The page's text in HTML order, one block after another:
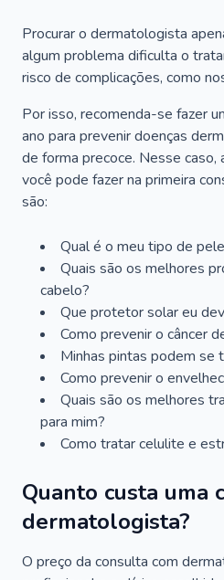
Procurar o dermatologista
algum problema dificulta o
risco de complicações, como
Por isso, recomenda-se fazer
ano para prevenir doenças
de forma precoce. Nesse caso,
você pode fazer na primeira
são:
Qual é o meu tipo de
Quais são os melhores
cabelo?
Que protetor solar eu
Como prevenir o câncer
Minhas pintas podem se
Como prevenir o
Quais são os melhores
para mim?
Como tratar celulite e
Quanto custa uma
dermatologista?
O preço da consulta com